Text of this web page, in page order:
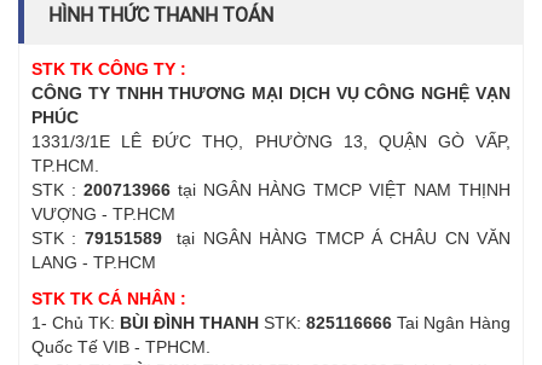
HÌNH THỨC THANH TOÁN
STK TK CÔNG TY :
CÔNG TY TNHH THƯƠNG MẠI DỊCH VỤ CÔNG NGHỆ VẠN
PHÚC
1331/3/1E LÊ ĐỨC THỌ, PHƯỜNG 13, QUẬN GÒ VẤP,
TP.HCM.
STK : 200713966tại NGÂN HÀNG TMCP VIỆT NAM THỊNH
VƯỢNG - TP.HCM
STK : 79151589tại NGÂN HÀNG TMCP Á CHÂU CN VĂN
LANG - TP.HCM
STK TK CÁ NHÂN :
1- Chủ TK: BÙI ĐÌNH THANH STK: 825116666 Tai Ngân Hàng
Quốc Tế VIB - TPHCM.